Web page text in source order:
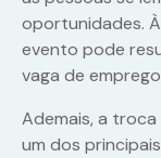
oportunidades.
evento pode
vaga de
Ademais, a
um dos